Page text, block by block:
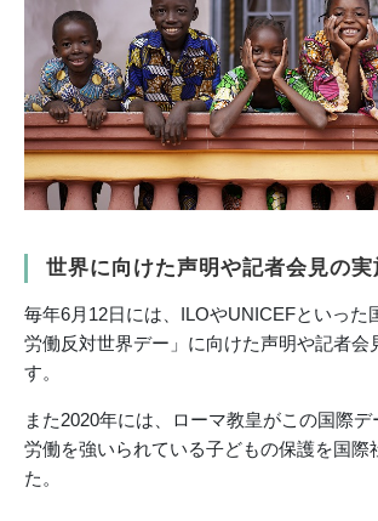
世界に向けた声明や記者会見の実
毎年6月12日には、ILOやUNICEFといった
労働反対世界デー」に向けた声明や記者会
す。
また2020年には、ローマ教皇がこの国際
労働を強いられている子どもの保護を国際
た。